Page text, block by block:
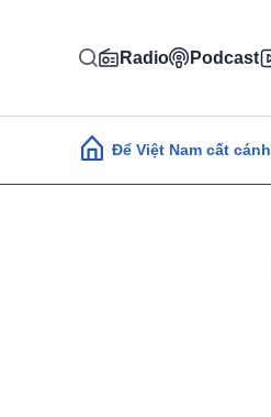
Radio Podcast
Main navigation
Để Việt Nam cất cánh